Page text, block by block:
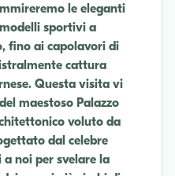
le eleganti
sportivi a
fino ai capolavori di
cattura
Questa visita vi
maestoso Palazzo
voluto da
dal celebre
noi per svelare la